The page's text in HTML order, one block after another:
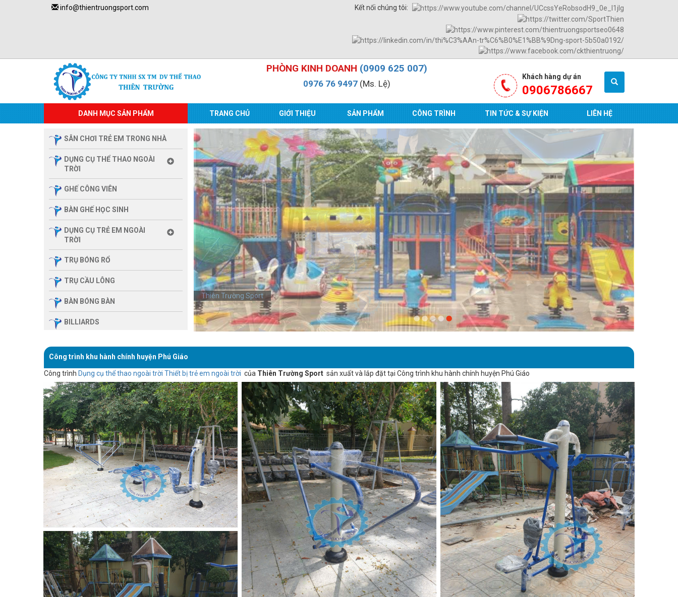
info@thientruongsport.com Kết nối chúng tôi:
PHÒNG KINH DOANH (0909 625 007)
0976 76 9497(Ms. Lệ)
Khách hàng dự án
0906786667
DANH MỤC SẢN PHẨM TRANG CHỦ GIỚI THIỆU SẢN PHẨM CÔNG TRÌNH TIN TỨC & SỰ KIỆN LIÊN HỆ
SÂN CHƠI TRẺ EM TRONG NHÀ
DỤNG CỤ THỂ THAO NGOÀI
TRỜI
GHẾ CÔNG VIÊN
BÀN GHẾ HỌC SINH
DỤNG CỤ TRẺ EM NGOÀI
TRỜI
TRỤ BÓNG RỔ
TRỤ CẦU LÔNG
BÀN BÓNG BÀN
BILLIARDS
ĐÌNH
SẢN PHẨM MASSAGE
THIẾT BỊ PHÒNG GYM MBH
FITNESS
GIÀN TẬP ĐA NĂNG
THIẾT BỊ PHÒNG GYM
IMPULSE FITNESS
THIẾT BỊ PHÒNG GYM THIÊN
TRƯỜNG
CỎ NHÂN TẠO
Thiên Trường Sport
Công trình khu hành chính huyện Phú Giáo
Công trình Dụng cụ thể thao ngoài trời Thiết bị trẻ em ngoài trời của Thiên Trường Sport sản xuất và lắp đặt tại Công trình khu hành chính huyện Phú Giáo